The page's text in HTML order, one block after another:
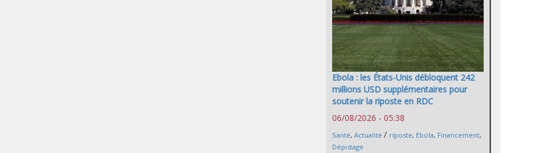
Ebola : les États-Unis débloquent 242
millions USD supplémentaires pour
soutenir la riposte en RDC
06/08/2026 - 05:38
Santé, Actualité / riposte, Ebola, Financement,
Dépistage